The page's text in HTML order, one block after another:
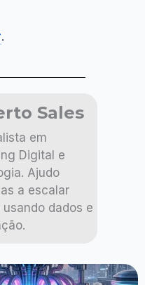
.
Sales
em
Digital e
Ajudo
a escalar
dados e